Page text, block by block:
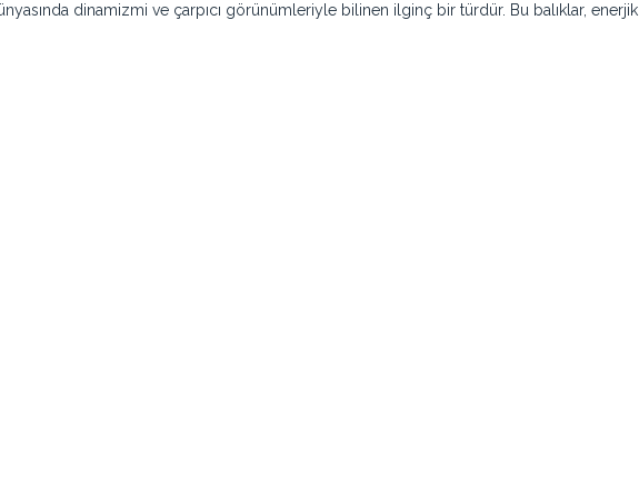
dinamizmi ve çarpıcı görünümleriyle bilinen ilginç bir türdür. Bu balıklar, enerjik